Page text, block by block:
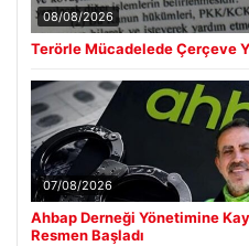
08/08/2026
Terörle Mücadelede Çerçeve
07/08/2026
Ahbap Derneği Yönetimine
Resmen Başladı